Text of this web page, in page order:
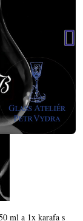
ml a 1x karafa s